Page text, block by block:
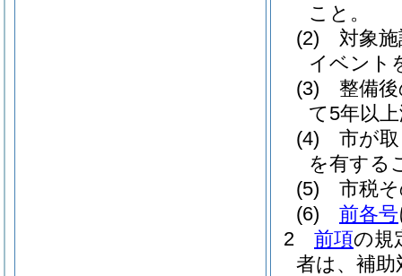
こと。
(2)
対象
イベント
(3)
整備
て5年以
(4)
市が
を有する
(5)
市税
(6)
前各号
2
前項の規
者は、補